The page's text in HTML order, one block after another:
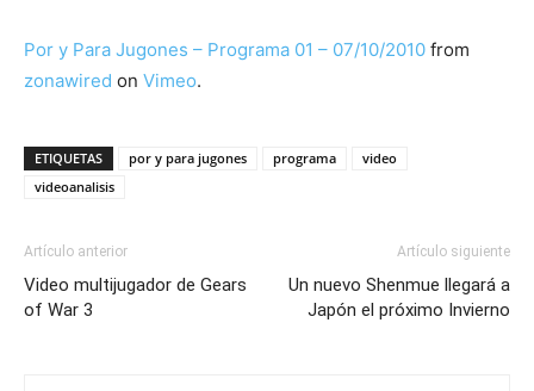
Por y Para Jugones – Programa 01 – 07/10/2010 from
zonawired on Vimeo.
ETIQUETAS por y para jugones programa
video
videoanalisis
Artículo anterior
Video multijugador de Gears
of War 3
Artículo siguiente
Un nuevo Shenmue llegará a
Japón el próximo Invierno